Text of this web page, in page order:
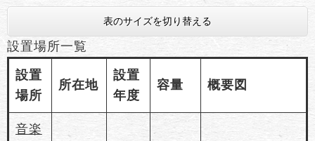
表のサイズを切り替える
設置場所一覧
設置
場所
所在地
設置
年度
容量 概要図
音楽